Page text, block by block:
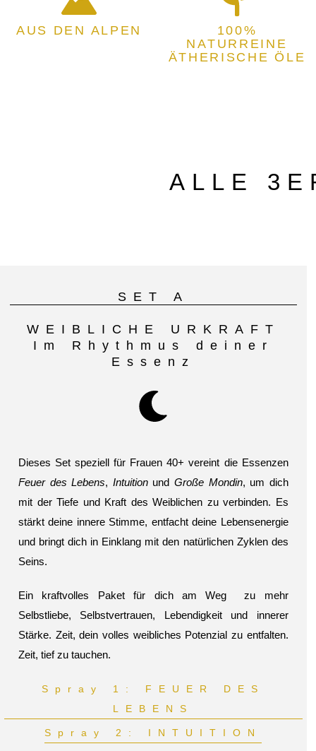
AUS DEN ALPEN
100%
NATURREINE
ÄTHERISCHE ÖLE
ALLE
SET A
WEIBLICHE URKRAFT
Im Rhythmus deiner
Essenz
Dieses Set speziell für Frauen 40+ vereint die Essenzen
Feuer des Lebens, Intuitionund Große Mondin, um dich
mit der Tiefe und Kraft des Weiblichen zu verbinden. Es
stärkt deine innere Stimme, entfacht deine Lebensenergie
und bringt dich in Einklang mit den natürlichen Zyklen des
Seins.
Ein kraftvolles Paket für dich am Weg zu mehr
Selbstliebe, Selbstvertrauen, Lebendigkeit und innerer
Stärke. Zeit, dein volles weibliches Potenzial zu entfalten.
Zeit, tief zu tauchen.
Spray 1: FEUER DES
LEBENS
Spray 2: INTUITION